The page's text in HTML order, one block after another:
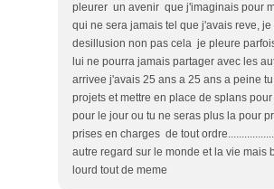
pleurer un avenir que j'imaginais pour
qui ne sera jamais tel que j'avais reve,
desillusion non pas cela je pleure
lui ne pourra jamais partager avec les
arrivee j'avais 25 ans a 25 ans a peine
projets et mettre en place de splans
pour le jour ou tu ne seras plus la pour
prises en charges de tout
autre regard sur le monde et la vie mais
lourd tout de meme